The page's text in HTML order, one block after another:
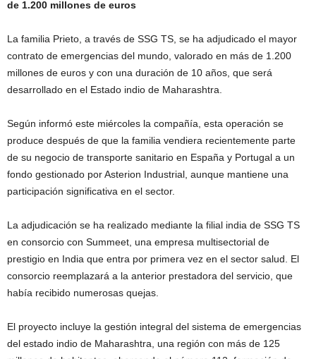
de 1.200 millones de euros
La familia Prieto, a través de SSG TS, se ha adjudicado el mayor
contrato de emergencias del mundo, valorado en más de 1.200
millones de euros y con una duración de 10 años, que será
desarrollado en el Estado indio de Maharashtra.
Según informó este miércoles la compañía, esta operación se
produce después de que la familia vendiera recientemente parte
de su negocio de transporte sanitario en España y Portugal a un
fondo gestionado por Asterion Industrial, aunque mantiene una
participación significativa en el sector.
La adjudicación se ha realizado mediante la filial india de SSG TS
en consorcio con Summeet, una empresa multisectorial de
prestigio en India que entra por primera vez en el sector salud. El
consorcio reemplazará a la anterior prestadora del servicio, que
había recibido numerosas quejas.
El proyecto incluye la gestión integral del sistema de emergencias
del estado indio de Maharashtra, una región con más de 125